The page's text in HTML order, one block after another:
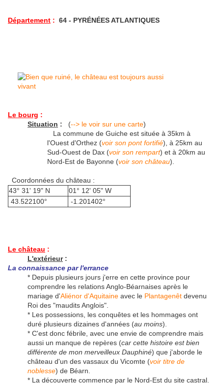
Département : 64 - PYRÉNÉES ATLANTIQUES
Le bourg :
Situation : (--> le voir sur une carte)
La commune de Guiche est située à 35km à
l'Ouest d'Orthez (voir son pont fortifié), à 25km au
Sud-Ouest de Dax (voir son rempart) et à 20km au
Nord-Est de Bayonne (voir son château).
Coordonnées du château :
43° 31' 19" N
01° 12' 05" W
43.522100°
-1.201402°
Le château :
L'extérieur:
La connaissance par l'errance
* Depuis plusieurs jours j'erre en cette province pour
comprendre les relations Anglo-Béarnaises après le
mariage d'Aliénor d'Aquitaine avec le Plantagenêt devenu
Roi des "maudits Anglois".
* Les possessions, les conquêtes et les hommages ont
duré plusieurs dizaines d'années (au moins).
* C'est donc fébrile, avec une envie de comprendre mais
aussi un manque de repères (car cette histoire est bien
différente de mon merveilleux Dauphiné) que j'aborde le
château d'un des vassaux du Vicomte (voir titre de
noblesse) de Béarn.
* La découverte commence par le Nord-Est du site castral.